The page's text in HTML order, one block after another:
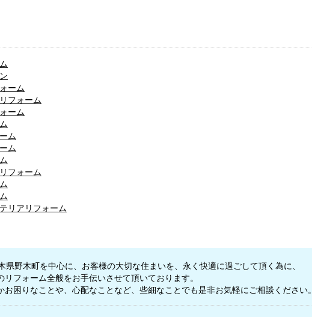
ーム
フォーム
ーム
ム
ム
フォーム
リアリフォーム
県野木町を中心に、お客様の大切な住まいを、永く快適に過ごして頂く為に、
リフォーム全般をお手伝いさせて頂いております。
お困りなことや、心配なことなど、些細なことでも是非お気軽にご相談ください。